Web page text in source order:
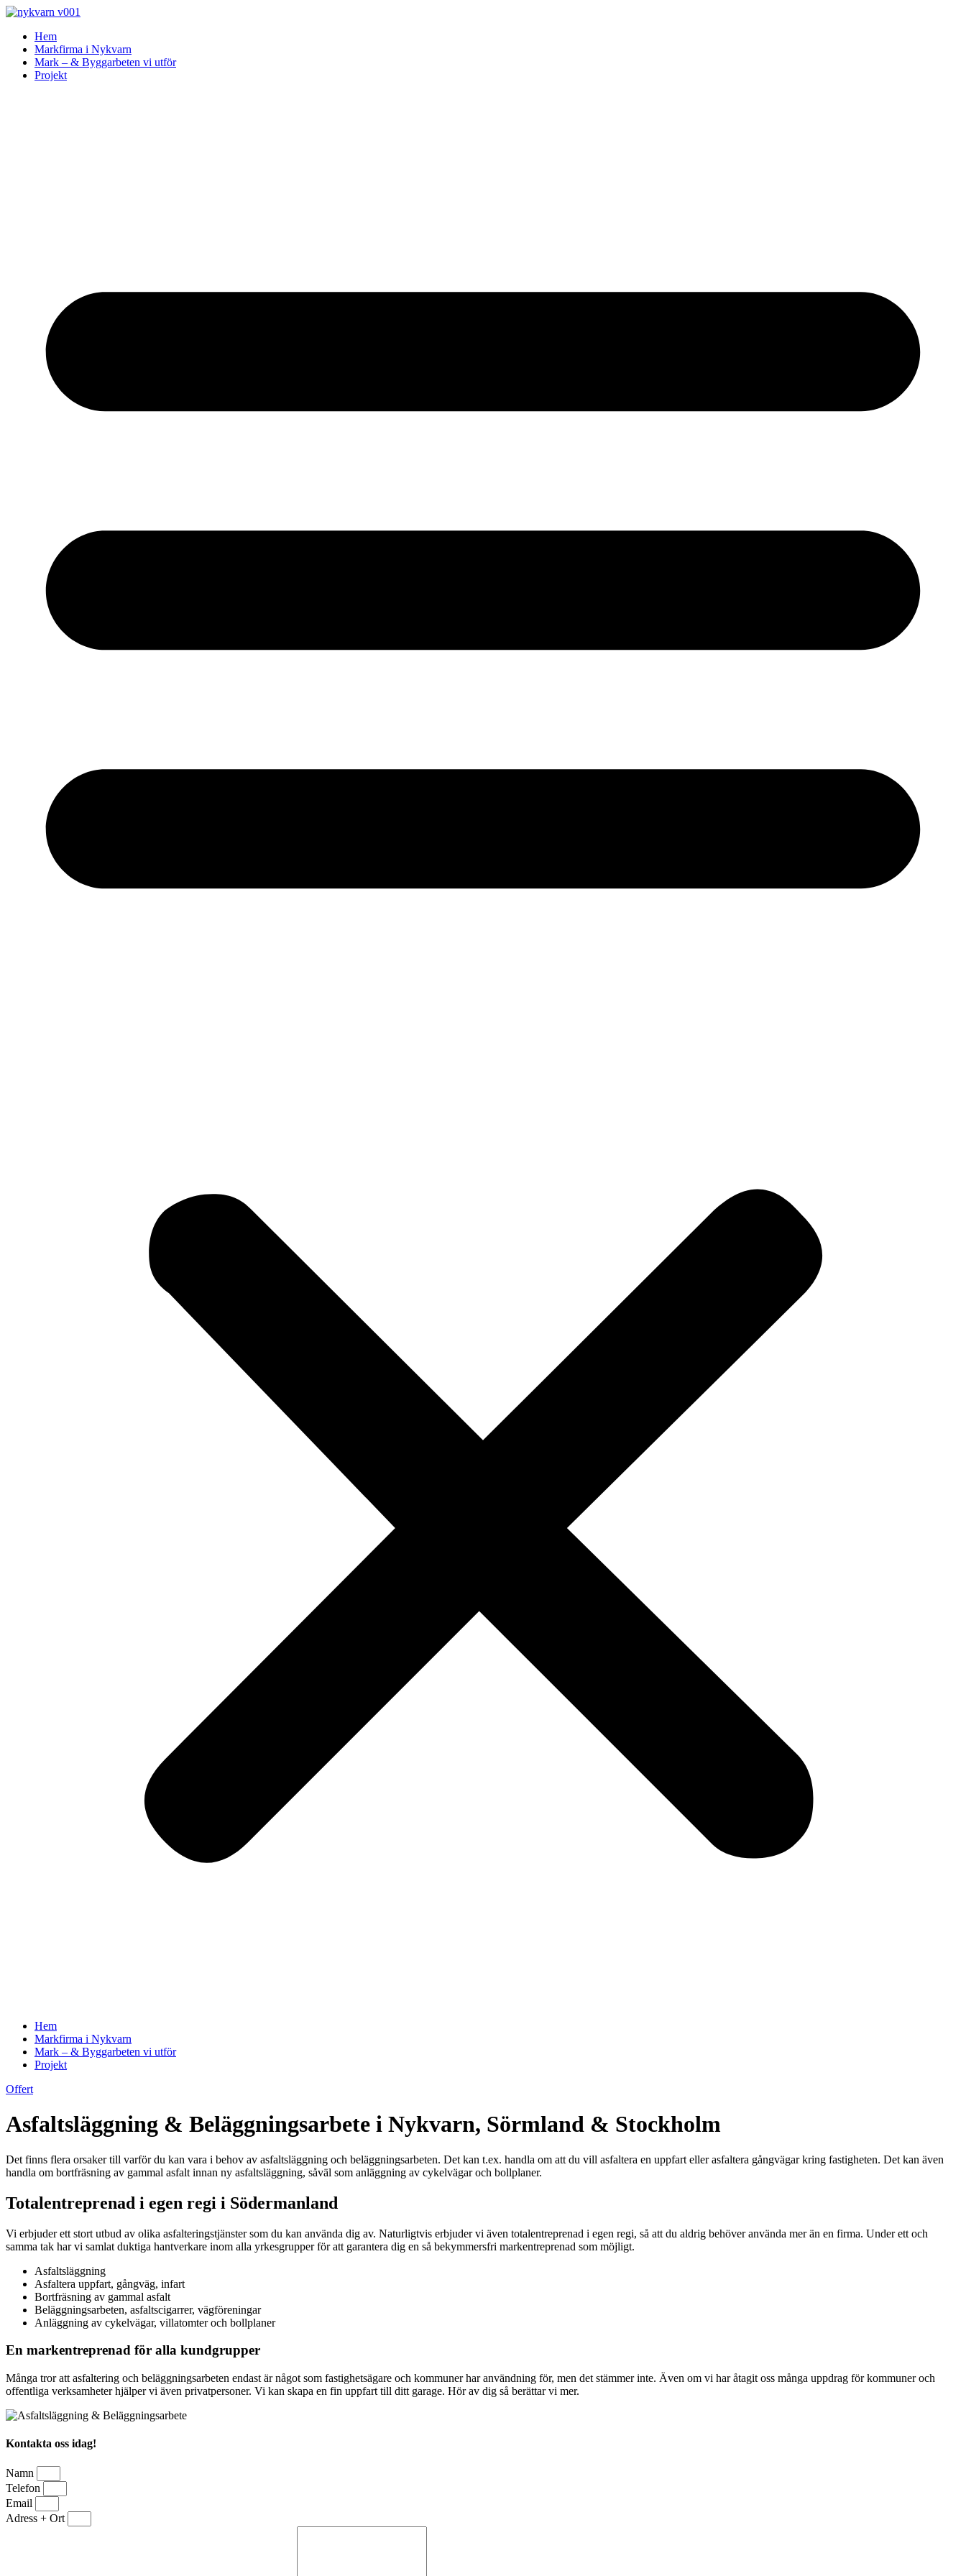
Skip
contentHem
Markfirma i Nykvarn
Mark – & Byggarbeten vi utför
Projekt
Hem
Markfirma i Nykvarn
Mark – & Byggarbeten vi utför
Projekt
Offert
Asfaltsläggning & Beläggningsarbete i Nykvarn, Sörmland & Stockholm
Det finns flera orsaker till varför du kan vara i behov av asfaltsläggning och beläggningsarbeten. Det kan t.ex. handla om att du vill asfaltera en uppfart eller asfaltera gångvägar kring fastigheten. Det kan även
handla om bortfräsning av gammal asfalt innan ny asfaltsläggning, såväl som anläggning av cykelvägar och bollplaner.
Totalentreprenad i egen regi i Södermanland
Vi erbjuder ett stort utbud av olika asfalteringstjänster som du kan använda dig av. Naturligtvis erbjuder vi även totalentreprenad i egen regi, så att du aldrig behöver använda mer än en firma. Under ett och
samma tak har vi samlat duktiga hantverkare inom alla yrkesgrupper för att garantera dig en så bekymmersfri markentreprenad som möjligt.
Asfaltsläggning
Asfaltera uppfart, gångväg, infart
Bortfräsning av gammal asfalt
Beläggningsarbeten, asfaltscigarrer, vägföreningar
Anläggning av cykelvägar, villatomter och bollplaner
En markentreprenad för alla kundgrupper
Många tror att asfaltering och beläggningsarbeten endast är något som fastighetsägare och kommuner har användning för, men det stämmer inte. Även om vi har åtagit oss många uppdrag för kommuner och
offentliga verksamheter hjälper vi även privatpersoner. Vi kan skapa en fin uppfart till ditt garage. Hör av dig så berättar vi mer.
Kontakta oss idag!
Namn
Telefon
Email
Adress + Ort